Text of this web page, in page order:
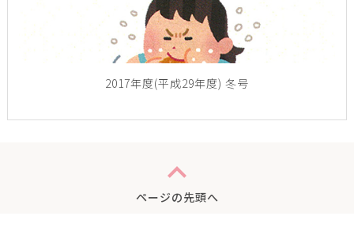
2017年度(平成29年度) 冬号
expand_less
ページの先頭へ